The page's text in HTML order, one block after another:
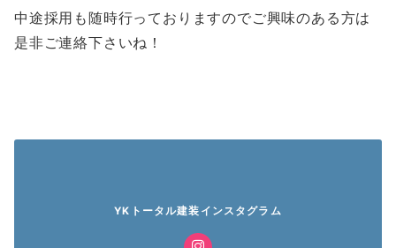
中途採用も随時行っておりますのでご興味のある方は
是非ご連絡下さいね！
YKトータル建装インスタグラム